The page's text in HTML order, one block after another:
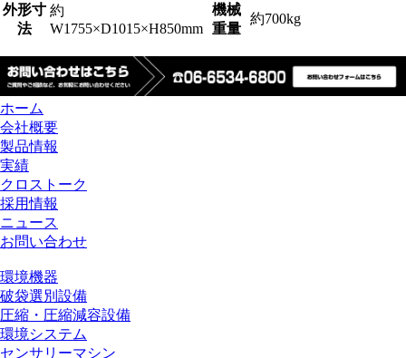
外形寸
法
約
W1755×D1015×H850mm
機械
重量
約700kg
ホーム
会社概要
製品情報
実績
クロストーク
採用情報
ニュース
お問い合わせ
環境機器
破袋選別設備
圧縮・圧縮減容設備
環境システム
センサリーマシン